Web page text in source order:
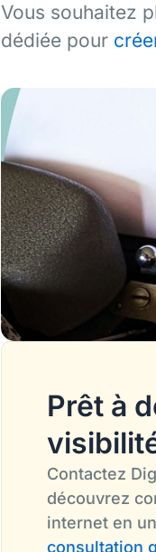
Vous souhaitez
dédiée pour
Prêt à
Contactez
découvrez
internet en
consultation